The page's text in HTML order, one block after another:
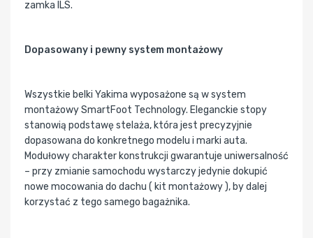
zamka ILS.
Dopasowany i pewny system montażowy
Wszystkie belki Yakima wyposażone są w system
montażowy SmartFoot Technology. Eleganckie stopy
stanowią podstawę stelaża, która jest precyzyjnie
dopasowana do konkretnego modelu i marki auta.
Modułowy charakter konstrukcji gwarantuje uniwersalność
– przy zmianie samochodu wystarczy jedynie dokupić
nowe mocowania do dachu ( kit montażowy ), by dalej
korzystać z tego samego bagażnika.